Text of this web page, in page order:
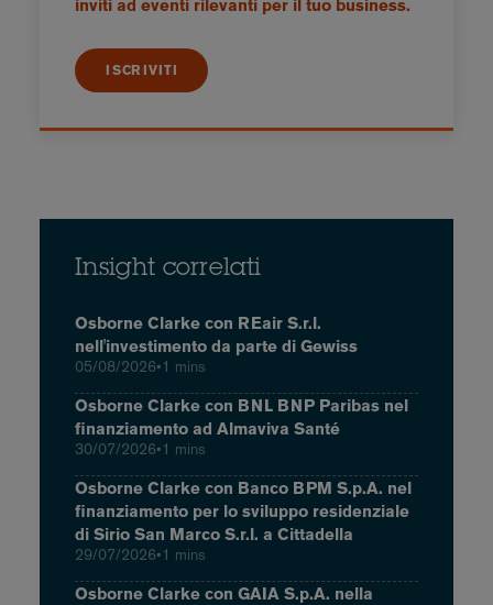
inviti ad eventi rilevanti per il tuo business.
ISCRIVITI
Insight correlati
Osborne Clarke con REair S.r.l.
nell'investimento da parte di Gewiss
05/08/2026•1 mins
Osborne Clarke con BNL BNP Paribas nel
finanziamento ad Almaviva Santé
30/07/2026•1 mins
Osborne Clarke con Banco BPM S.p.A. nel
finanziamento per lo sviluppo residenziale
di Sirio San Marco S.r.l. a Cittadella
29/07/2026•1 mins
Osborne Clarke con GAIA S.p.A. nella